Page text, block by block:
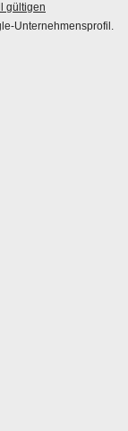
gültigen
Unternehmensprofil.